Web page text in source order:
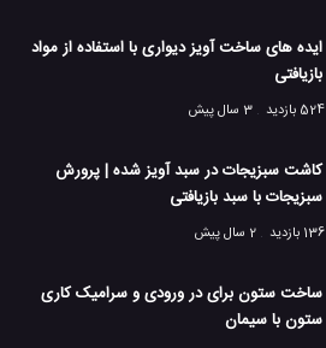
ایده های ساخت آویز دیواری با استفاده از مواد
بازیافتی
524 بازدید
3 سال پیش
کاشت سبزیجات در سبد آویز شده | پرورش
سبزیجات با سبد بازیافتی
136 بازدید
2 سال پیش
ساخت ستون برای در ورودی و سرامیک کاری
ستون با سیمان